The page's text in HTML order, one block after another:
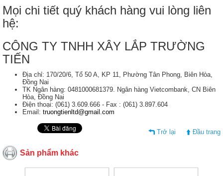
Mọi chi tiết quý khách hàng vui lòng liên
hệ:
CÔNG TY TNHH XÂY LẮP TRƯỜNG
TIẾN
Địa chỉ: 170/20/6, Tổ 50 A, KP 11, Phường Tân Phong, Biên Hòa,
Đồng Nai
TK Ngân hàng: 0481000681379. Ngân hàng Vietcombank, CN Biên
Hòa, Đồng Nai
Điện thoại: (061) 3.609.666 - Fax : (061) 3.897.604
Email: truongtienltd@gmail.com
Trở lại Đầu trang
Sản phẩm khác